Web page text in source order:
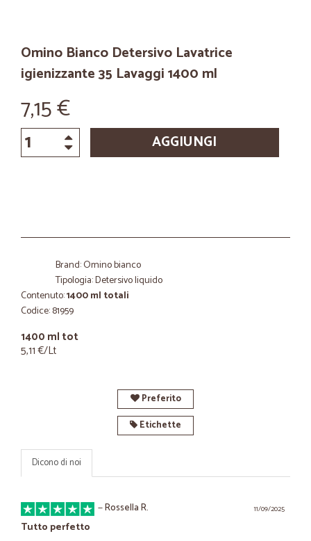
Omino Bianco Detersivo Lavatrice
igienizzante 35 Lavaggi 1400 ml
7,15 €
AGGIUNGI
Brand: Omino bianco
Tipologia: Detersivo liquido
Contenuto:1400 ml totali
Codice: 81959
1400 ml tot
5,11 €/Lt
Preferito
Etichette
Dicono di noi
11/09/2025
—Rossella R.
Tutto perfetto